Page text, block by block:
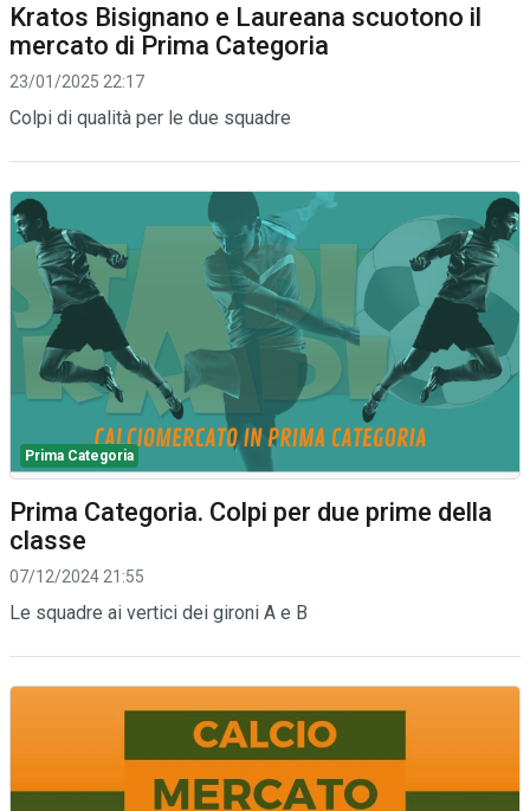
Kratos Bisignano e Laureana scuotono il
mercato di Prima Categoria
23/01/2025 22:17
Colpi di qualità per le due squadre
Prima Categoria
Prima Categoria. Colpi per due prime della
classe
07/12/2024 21:55
Le squadre ai vertici dei gironi A e B